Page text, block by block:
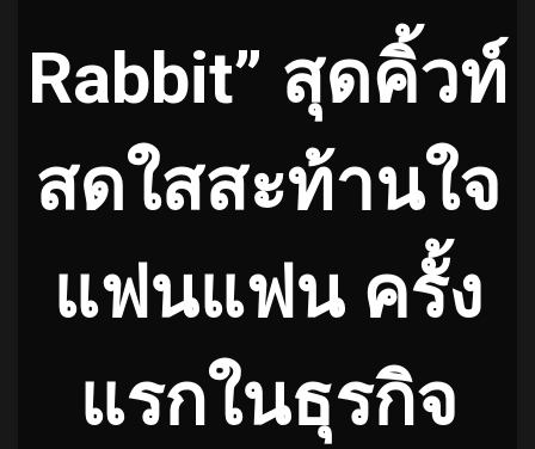
Rabbit” สุดคิ้วท์
สดใสสะท้านใจ
แฟนแฟน ครั้ง
แรกในธุรกิจ